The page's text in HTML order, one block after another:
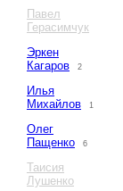
Павел
Герасимчук
Эркен
Кагаров
2
Илья
Михайлов
1
Олег
Пащенко
6
Таисия
Лушенко